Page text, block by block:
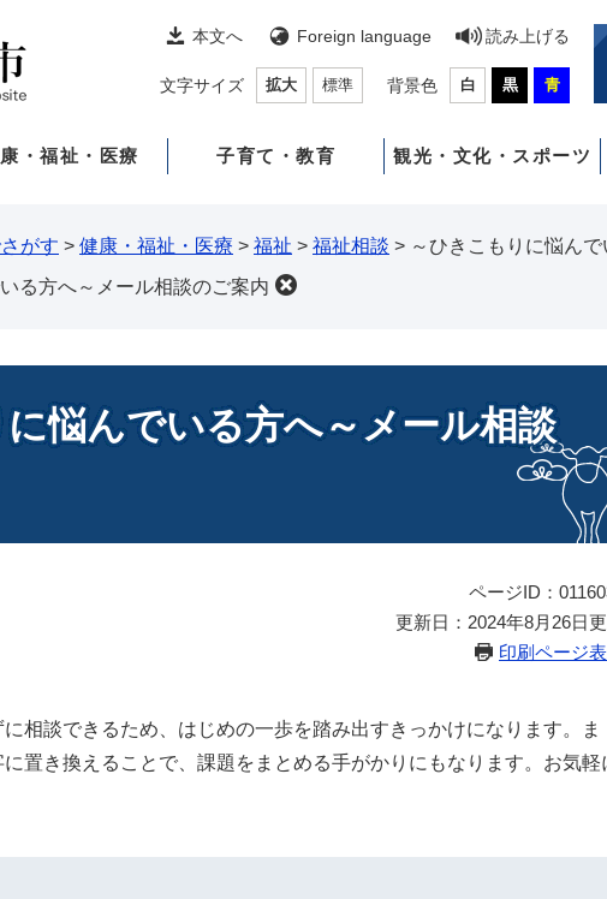
本文へ Foreign language 読み上げる
文字サイズ 拡大 標準 背景色 白 黒 青
・福祉・医療 子育て・教育 観光・文化・スポーツ
がす > 健康・福祉・医療 > 福祉 > 福祉相談 > ～ひきこもりに悩ん
る方へ～メール相談のご案内
悩んでいる方へ～メール相談
ページID：
更新日：2024年8月26日
印刷ページ
相談できるため、はじめの一歩を踏み出すきっかけになります。ま
置き換えることで、課題をまとめる手がかりにもなります。お気軽